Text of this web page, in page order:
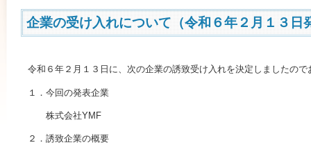
企業の受け入れについて（令和６年２月１３日
令和６年２月１３日に、次の企業の誘致受け入れを決定しましたので
１．今回の発表企業
株式会社YMF
２．誘致企業の概要